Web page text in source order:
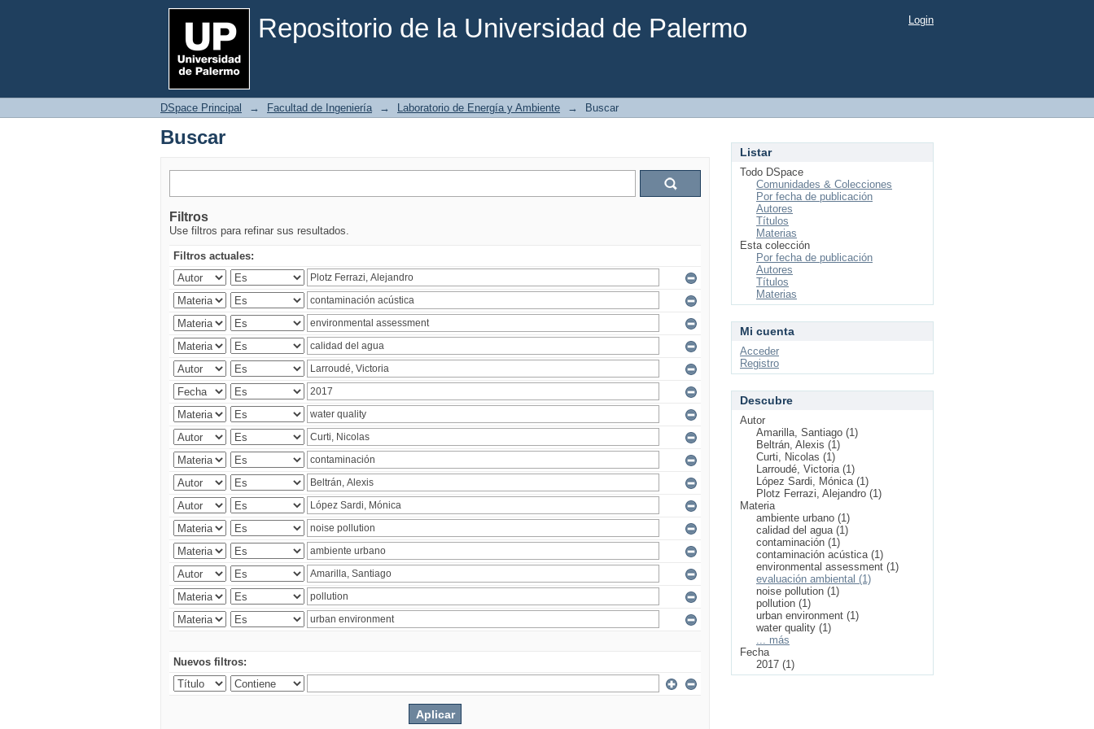
Repositorio de la Universidad de Palermo
Buscar Login
DSpace Principal → Facultad de Ingeniería → Laboratorio de Energía y Ambiente → Buscar
Buscar
Filtros
Use filtros para refinar sus resultados.
Filtros actuales:
Nuevos filtros:
Listar
Todo DSpace
Comunidades & Colecciones
Por fecha de publicación
Autores
Títulos
Materias
Esta colección
Por fecha de publicación
Autores
Títulos
Materias
Mi cuenta
Acceder
Registro
Descubre
Autor
Amarilla, Santiago (1)
Beltrán, Alexis (1)
Curti, Nicolas (1)
Larroudé, Victoria (1)
López Sardi, Mónica (1)
Plotz Ferrazi, Alejandro (1)
Materia
ambiente urbano (1)
calidad del agua (1)
contaminación (1)
contaminación acústica (1)
environmental assessment (1)
evaluación ambiental (1)
noise pollution (1)
pollution (1)
urban environment (1)
water quality (1)
... más
Fecha
2017 (1)